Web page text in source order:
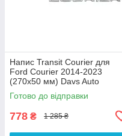
Напис Transit Courier для
Ford Courier 2014-2023
(270х50 мм) Davs Auto
Готово до відправки
778 ₴ 1 285 ₴